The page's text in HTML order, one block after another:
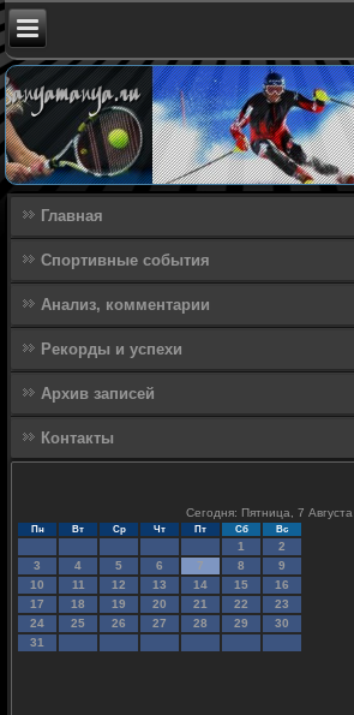
Главная
Спортивные события
Анализ, комментарии
Рекорды и успехи
Архив записей
Контакты
Сегодня: Пятница, 7 Августа
Пн Вт Ср Чт Пт Сб Вс
1
2
3
4 5 6 7 8
9
10
11 12 13 14 15
16
17
18 19 20 21 22
23
24
25 26 27 28 29
30
31